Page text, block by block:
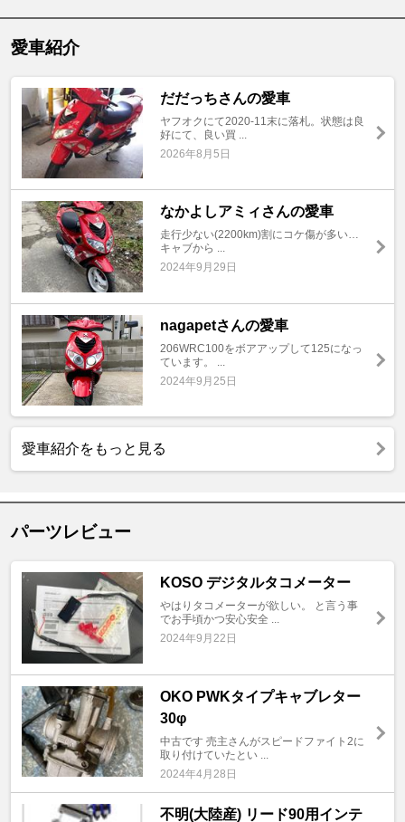
愛車紹介
だだっちさんの愛車
ヤフオクにて2020-11末に落札。状態は良
好にて、良い買 ...
2026年8月5日
なかよしアミィさんの愛車
走行少ない(2200km)割にコケ傷が多い…
キャブから ...
2024年9月29日
nagapetさんの愛車
206WRC100をボアアップして125になっ
ています。 ...
2024年9月25日
愛車紹介をもっと見る
パーツレビュー
KOSO デジタルタコメーター
やはりタコメーターが欲しい。 と言う事
でお手頃かつ安心安全 ...
2024年9月22日
OKO PWKタイプキャブレター
30φ
中古です 売主さんがスピードファイト2に
取り付けていたとい ...
2024年4月28日
不明(大陸産) リード90用インテ